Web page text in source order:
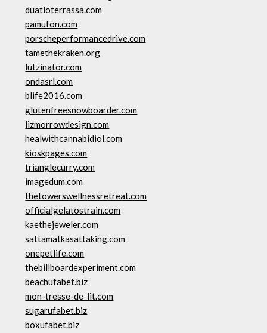
duatloterrassa.com
pamufon.com
porscheperformancedrive.com
tamethekraken.org
lutzinator.com
ondasrl.com
blife2016.com
glutenfreesnowboarder.com
lizmorrowdesign.com
healwithcannabidiol.com
kioskpages.com
trianglecurry.com
imagedum.com
thetowerswellnessretreat.com
officialgelatostrain.com
kaethejeweler.com
sattamatkasattaking.com
onepetlife.com
thebillboardexperiment.com
beachufabet.biz
mon-tresse-de-lit.com
sugarufabet.biz
boxufabet.biz